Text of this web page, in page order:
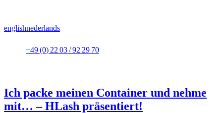
englishnederlands
+49 (0) 22 03 / 92 29 70
Ich packe meinen Container und nehme
mit… – HLash präsentiert!